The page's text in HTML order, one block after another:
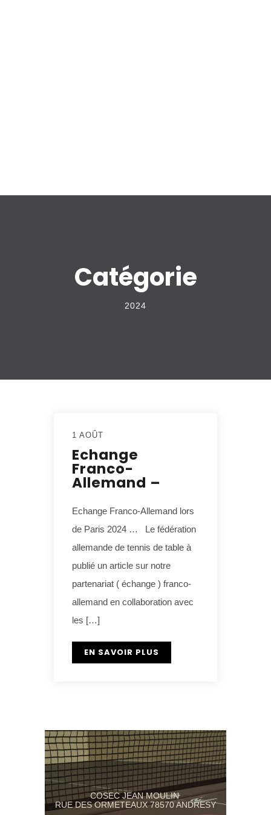
Catégorie
2024
1 AOÛT
Echange
Franco-
Allemand –
Echange Franco-Allemand lors
de Paris 2024 … Le fédération
allemande de tennis de table à
publié un article sur notre
partenariat ( échange ) franco-
allemand en collaboration avec
les […]
EN SAVOIR PLUS
COSEC JEAN MOULIN
RUE DES ORMETEAUX 78570 ANDRESY